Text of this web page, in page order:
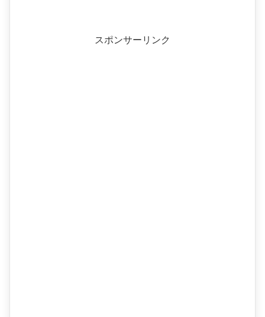
スポンサーリンク